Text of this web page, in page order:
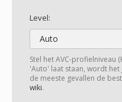
Level:
Auto
Stel het AVC-profielniveau
'Auto' laat staan, wordt
de meeste gevallen de
wiki.